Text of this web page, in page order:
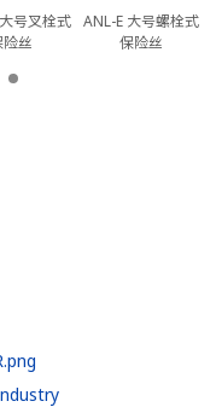
号叉栓式
险丝
ANL-E 大号螺栓式
保险丝